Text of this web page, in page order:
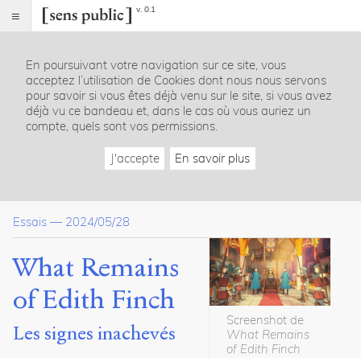
v. 0.1
Index
Article
Table
des
Restes, traces, vestiges
Conclusion
Bibliographie
Dossier(s)
L’œuvre numérique à son miroir :
regards sur les créations digitales
En poursuivant votre navigation sur ce site, vous
acceptez l’utilisation de Cookies dont nous nous servons
pour savoir si vous êtes déjà venu sur le site, si vous avez
déjà vu ce bandeau et, dans le cas où vous auriez un
compte, quels sont vos permissions.
J'accepte En savoir plus
Essais — 2024/05/28
What Remains
of Edith Finch
Les signes inachevés
Screenshot de
What Remains
of Edith Finch